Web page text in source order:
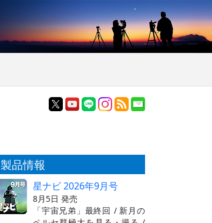
製品情報
星ナビ 2026年9月号
8月5日 発売
「宇宙兄弟」最終回 / 新月の